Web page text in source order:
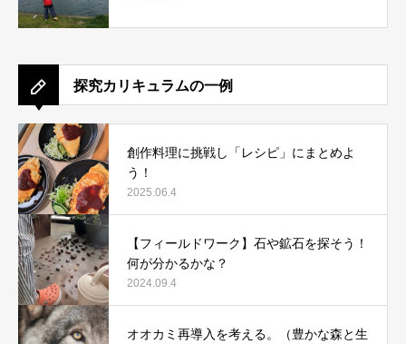
探究カリキュラムの一例
創作料理に挑戦し「レシピ」にまとめよ
う！
2025.06.4
【フィールドワーク】石や鉱石を探そう！
何が分かるかな？
2024.09.4
オオカミ再導入を考える。（豊かな森と生